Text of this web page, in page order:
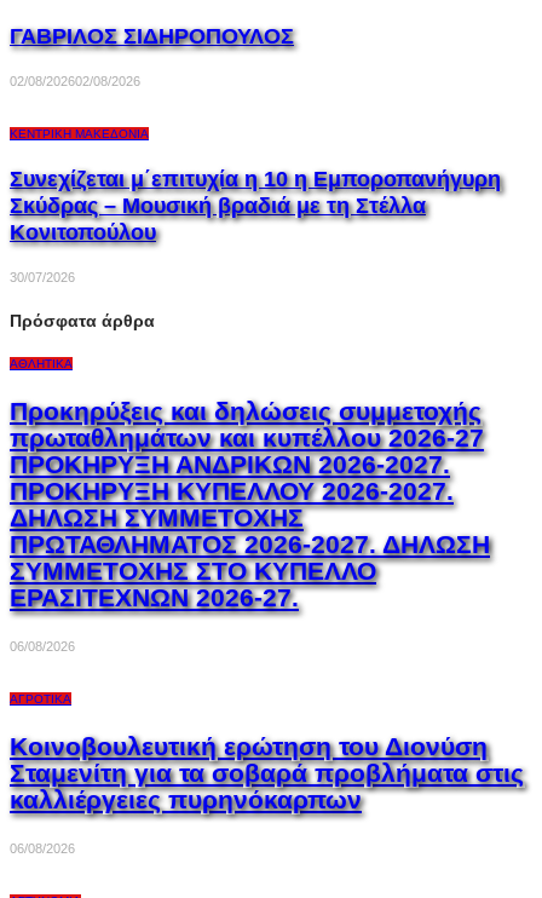
ΓΑΒΡΙΛΟΣ ΣΙΔΗΡΟΠΟΥΛΟΣ
02/08/202602/08/2026
ΚΕΝΤΡΙΚΉ ΜΑΚΕΔΟΝΊΑ
Συνεχίζεται μ΄επιτυχία η 10 η Εμποροπανήγυρη
Σκύδρας – Μουσική βραδιά με τη Στέλλα
Κονιτοπούλου
30/07/2026
Πρόσφατα άρθρα
ΑΘΛΗΤΙΚΆ
Προκηρύξεις και δηλώσεις συμμετοχής
πρωταθλημάτων και κυπέλλου 2026-27
ΠΡΟΚΗΡΥΞΗ ΑΝΔΡΙΚΩΝ 2026-2027.
ΠΡΟΚΗΡΥΞΗ ΚΥΠΕΛΛΟΥ 2026-2027.
ΔΗΛΩΣΗ ΣΥΜΜΕΤΟΧΗΣ
ΠΡΩΤΑΘΛΗΜΑΤΟΣ 2026-2027. ΔΗΛΩΣΗ
ΣΥΜΜΕΤΟΧΗΣ ΣΤΟ ΚΥΠΕΛΛΟ
ΕΡΑΣΙΤΕΧΝΩΝ 2026-27.
06/08/2026
ΑΓΡΟΤΙΚΆ
Κοινοβουλευτική ερώτηση του Διονύση
Σταμενίτη για τα σοβαρά προβλήματα στις
καλλιέργειες πυρηνόκαρπων
06/08/2026